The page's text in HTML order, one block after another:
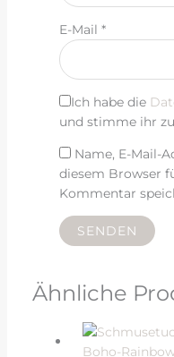
E-Mail *
Ich habe die
und stimme ihr
Name, E-Mail-
diesem Browser
Kommentar
Ähnliche